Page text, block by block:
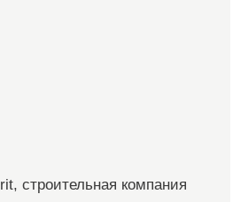
строительная компания